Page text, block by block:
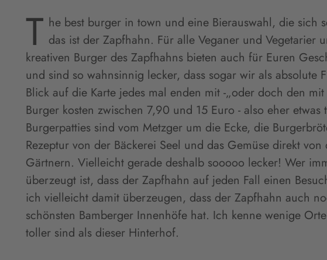
T he best burger in town und eine Bierauswahl, die sich
das ist der Zapfhahn. Für alle Veganer und Vegetarier
kreativen Burger des Zapfhahns bieten auch für Euren
und sind so wahnsinnig lecker, dass sogar wir als absolute
Blick auf die Karte jedes mal enden mit -„oder doch den
Burger kosten zwischen 7,90 und 15 Euro - also eher etwas
Burgerpatties sind vom Metzger um die Ecke, die
Rezeptur von der Bäckerei Seel und das Gemüse direkt von
Gärtnern. Vielleicht gerade deshalb sooooo lecker! Wer
überzeugt ist, dass der Zapfhahn auf jeden Fall einen
ich vielleicht damit überzeugen, dass der Zapfhahn auch
schönsten Bamberger Innenhöfe hat. Ich kenne wenige
toller sind als dieser Hinterhof.